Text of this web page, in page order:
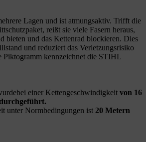
Lagen und ist atmungsaktiv. Trifft die
reißt sie viele Fasern heraus,
bieten und das Kettenrad blockieren. Dies
und reduziert das Verletzungsrisiko
Piktogramm kennzeichnet die STIHL
einer Kettengeschwindigkeit von 16
unter Normbedingungen ist 20 Metern